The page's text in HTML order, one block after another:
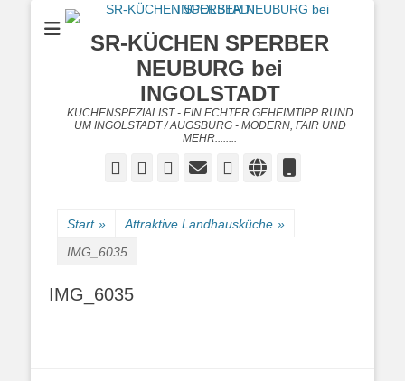
SR-KÜCHEN SPERBER
NEUBURG bei
INGOLSTADT
KÜCHENSPEZIALIST - EIN ECHTER GEHEIMTIPP RUND
UM INGOLSTADT / AUGSBURG - MODERN, FAIR UND
MEHR........
Facebook
TwitterGoogleplus
E-
Instagram
Website
Start » Attraktive Landhausküche »
IMG_6035
IMG_6035